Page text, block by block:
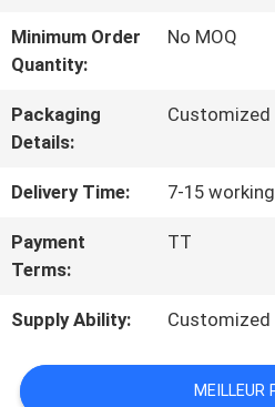
VISITE
D'USINE
CONTRÔLE
DE
QUALITÉ
CONTACTEZ-
NOUS
Minimum Order
Quantity:
No MOQ
Packaging
Details:
Customized
Delivery Time: 7-15
Payment
Terms:
TT
Supply Ability: Customized
MEILLEUR